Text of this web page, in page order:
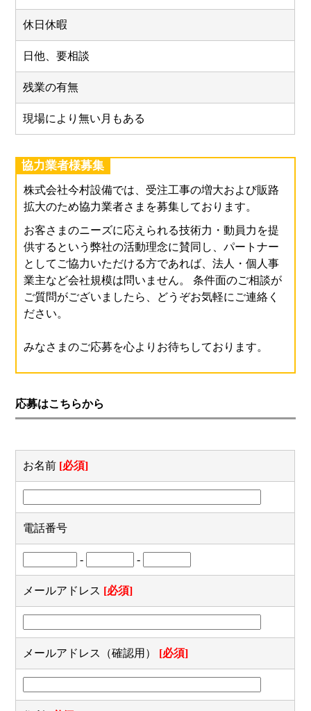
休日休暇
日他、要相談
残業の有無
現場により無い月もある
協力業者様募集
株式会社今村設備では、受注工事の増大および販路
拡大のため協力業者さまを募集しております。
お客さまのニーズに応えられる技術力・動員力を提
供するという弊社の活動理念に賛同し、パートナー
としてご協力いただける方であれば、法人・個人事
業主など会社規模は問いません。 条件面のご相談が
ご質問がございましたら、どうぞお気軽にご連絡く
ださい。
みなさまのご応募を心よりお待ちしております。
応募はこちらから
お名前 [必須]
電話番号
- -
メールアドレス [必須]
メールアドレス（確認用） [必須]